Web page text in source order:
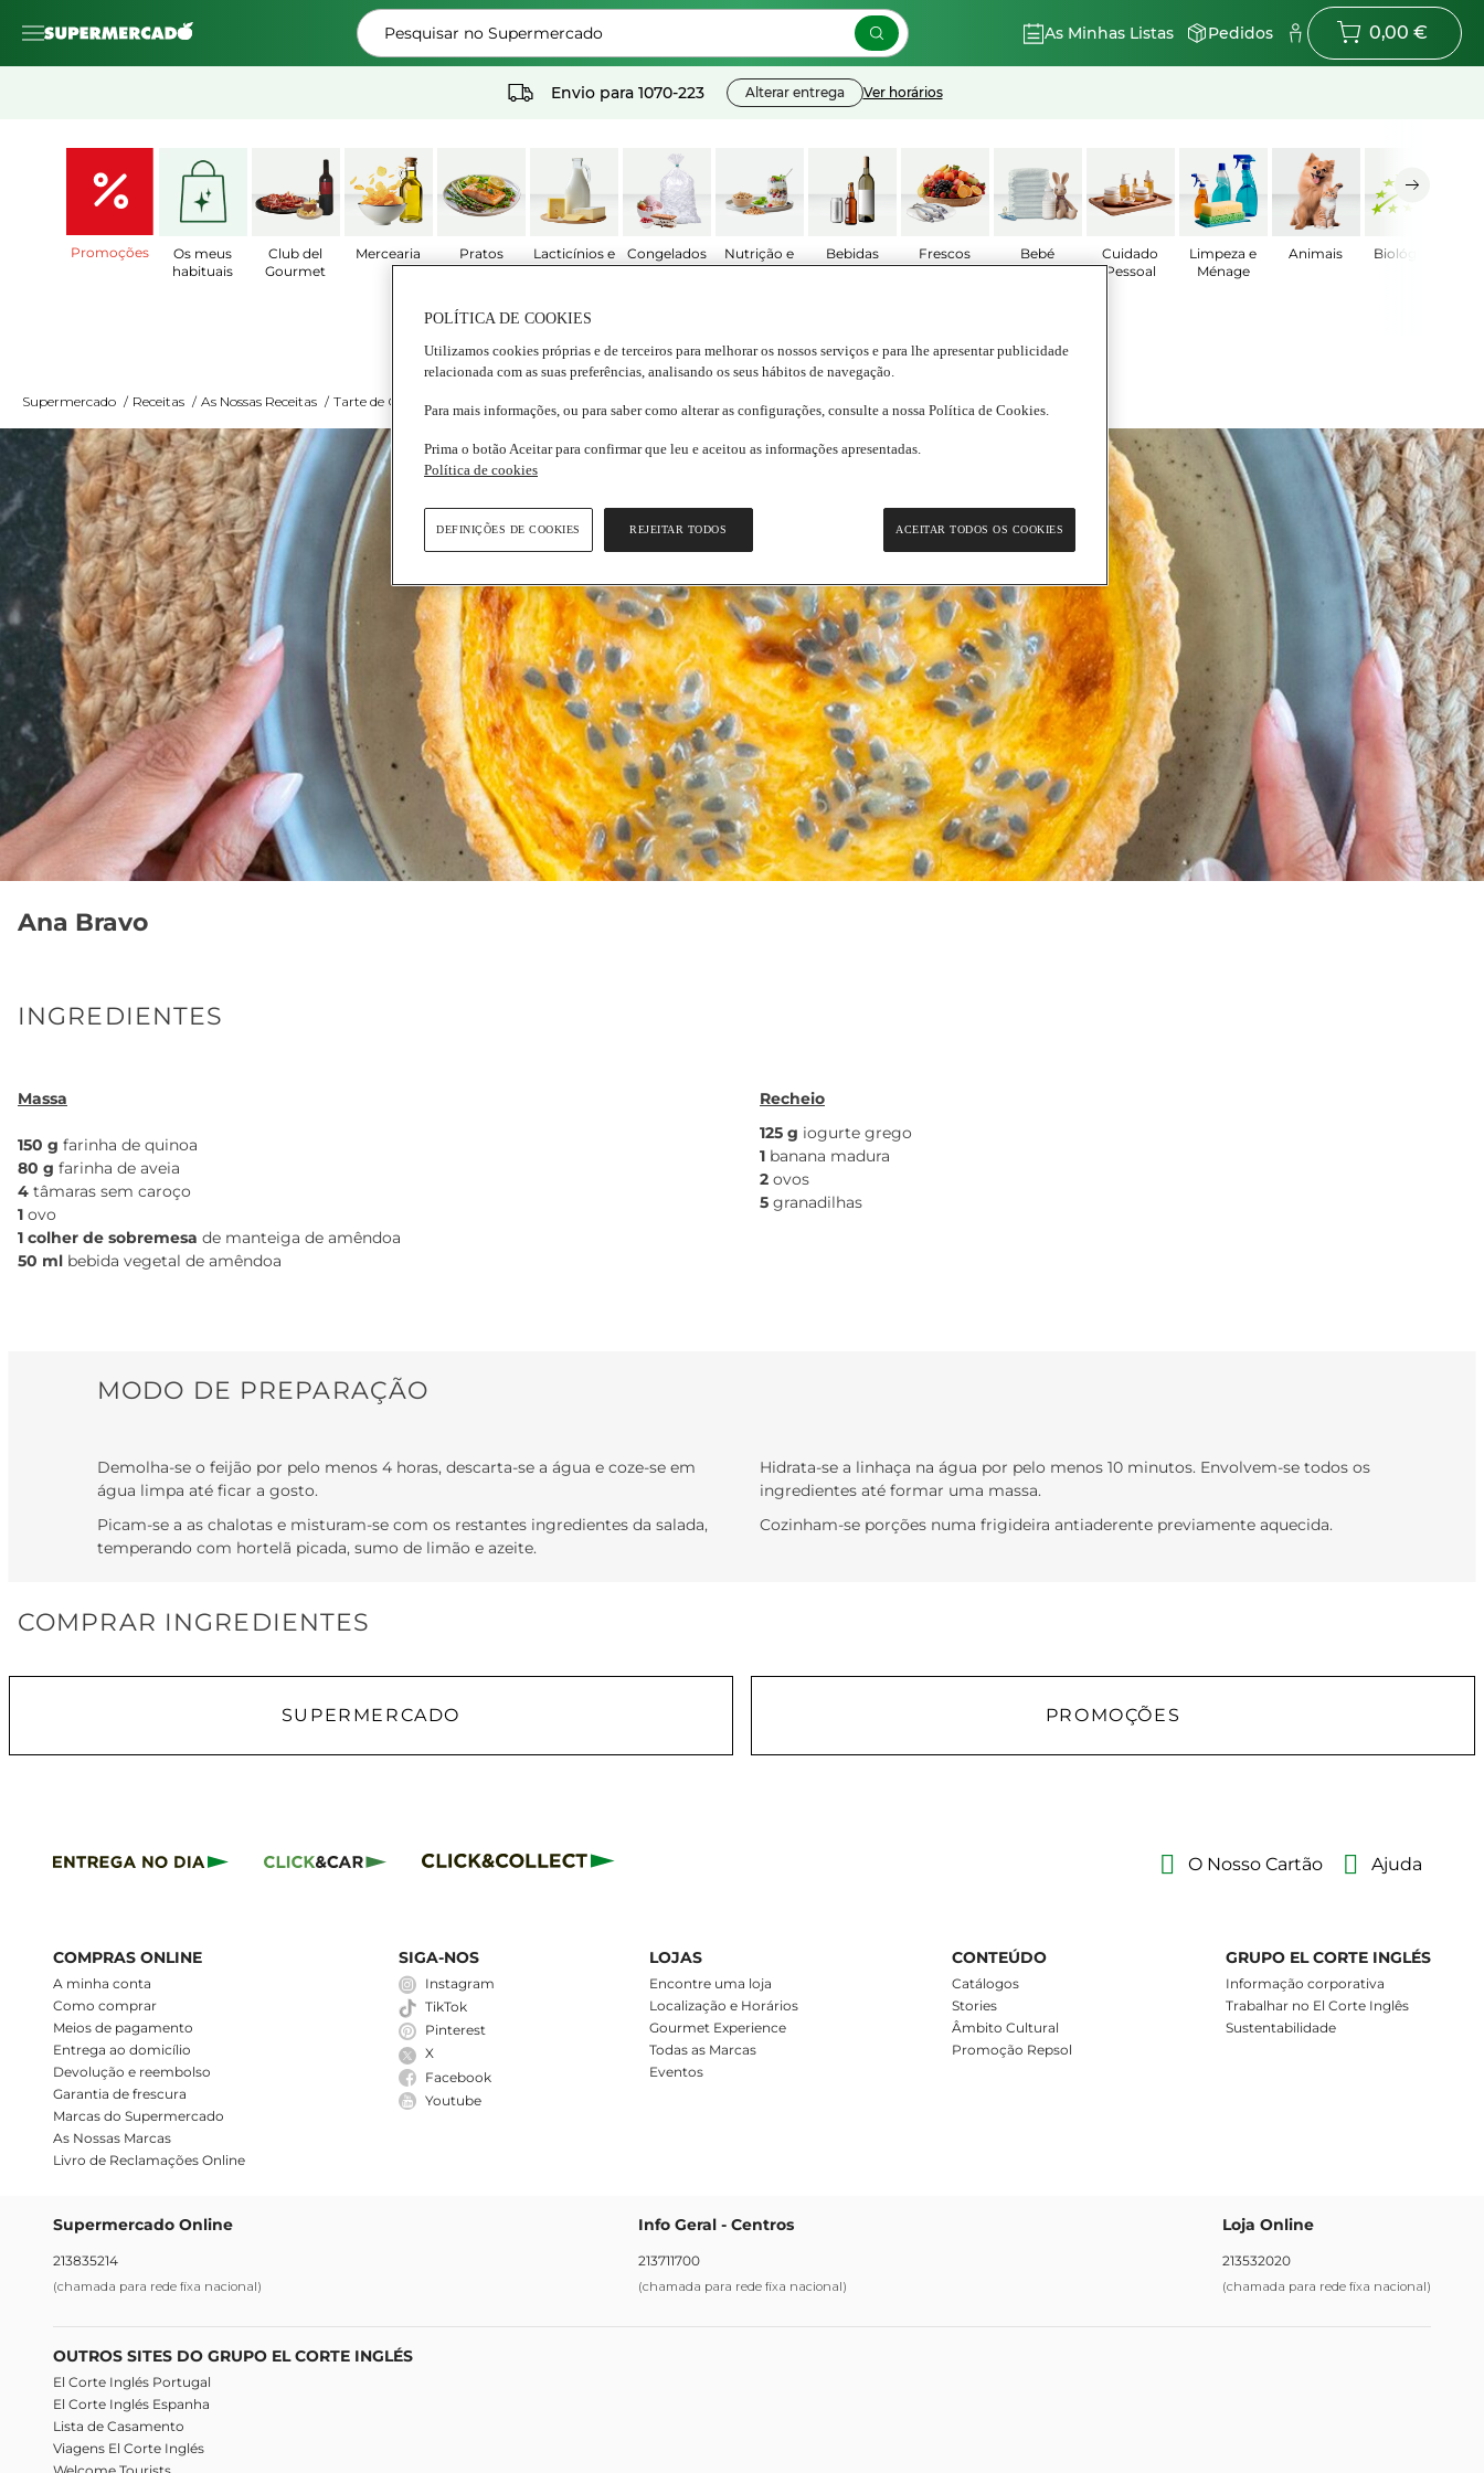
Pesquisar no Supermercado As Minhas Listas Pedidos 0,00 €
Envio para 1070-223 Alterar entrega Ver horários
Promoções
Os meus
habituais
Club del
Gourmet
Mercearia
Pratos
Preparados
Lacticínios e
ovos
Congelados
Nutrição e
Bem estar
Bebidas Frescos Bebé
Cuidado
Pessoal
Limpeza e
Ménage
Animais Biológicos
TARTE DE QUINOA E GRANADILHA
Supermercado / Receitas / As Nossas Receitas / Tarte de Quinoa e Granadilha
Ana Bravo
INGREDIENTES
Massa
150 g farinha de quinoa
80 g farinha de aveia
4 tâmaras sem caroço
1 ovo
1 colher de sobremesa de manteiga de amêndoa
50 ml bebida vegetal de amêndoa
Recheio
125 g iogurte grego
1 banana madura
2 ovos
5 granadilhas
MODO DE PREPARAÇÃO
Demolha-se o feijão por pelo menos 4 horas, descarta-se a água e coze-se em
água limpa até ficar a gosto.
Picam-se a as chalotas e misturam-se com os restantes ingredientes da salada,
temperando com hortelã picada, sumo de limão e azeite.
Hidrata-se a linhaça na água por pelo menos 10 minutos. Envolvem-se todos os
ingredientes até formar uma massa.
Cozinham-se porções numa frigideira antiaderente previamente aquecida.
COMPRAR INGREDIENTES
SUPERMERCADO PROMOÇÕES
O Nosso Cartão Ajuda
COMPRAS ONLINE
A minha conta
Como comprar
Meios de pagamento
Entrega ao domicílio
Devolução e reembolso
Garantia de frescura
Marcas do Supermercado
As Nossas Marcas
Livro de Reclamações Online
SIGA-NOS
Instagram
TikTok
Pinterest
X
Facebook
Youtube
LOJAS
Encontre uma loja
Localização e Horários
Gourmet Experience
Todas as Marcas
Eventos
CONTEÚDO
Catálogos
Stories
Âmbito Cultural
Promoção Repsol
GRUPO EL CORTE INGLÉS
Informação corporativa
Trabalhar no El Corte Inglês
Sustentabilidade
Supermercado Online
213835214
(chamada para rede fixa nacional)
Info Geral - Centros
213711700
(chamada para rede fixa nacional)
Loja Online
213532020
(chamada para rede fixa nacional)
OUTROS SITES DO GRUPO EL CORTE INGLÉS
El Corte Inglés Portugal
El Corte Inglés Espanha
Lista de Casamento
Viagens El Corte Inglés
POLÍTICA DE COOKIES
Utilizamos cookies próprias e de terceiros para melhorar os nossos serviços e para lhe apresentar publicidade
relacionada com as suas preferências, analisando os seus hábitos de navegação.
Para mais informações, ou para saber como alterar as configurações, consulte a nossa Política de Cookies.
Prima o botão Aceitar para confirmar que leu e aceitou as informações apresentadas.
Política de cookies
REJEITAR TODOS ACEITAR TODOS OS COOKIES
DEFINIÇÕES DE COOKIES